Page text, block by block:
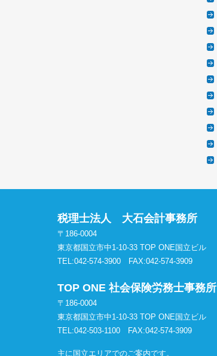
税理士法人 大石会計事務所
〒186-0004
東京都国立市中1-10-33 TOP ONE国立ビル
TEL:042-574-3900
FAX:042-574-3909
TOP ONE 社会保険労務士事務所
〒186-0004
東京都国立市中1-10-33 TOP ONE国立ビル
TEL:042-503-1100
FAX:042-574-3909
主に国立エリアでのご案内です。